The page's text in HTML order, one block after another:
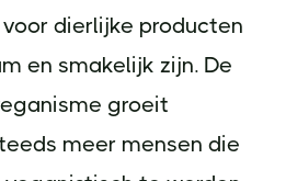
dierlijke producten
en smakelijk zijn. De
groeit
meer mensen die